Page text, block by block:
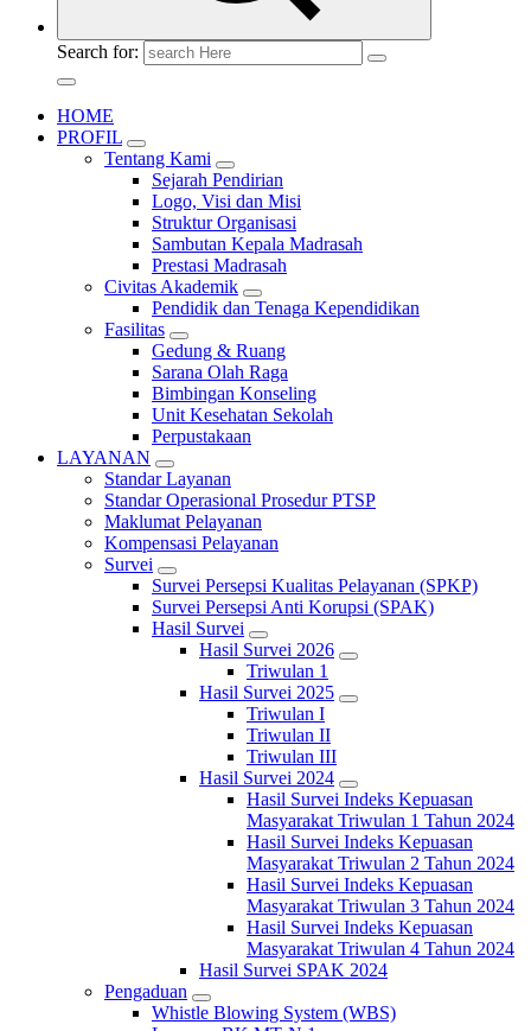
Search for:
HOME
PROFIL
Tentang Kami
Sejarah Pendirian
Logo, Visi dan Misi
Struktur Organisasi
Sambutan Kepala Madrasah
Prestasi Madrasah
Civitas Akademik
Pendidik dan Tenaga Kependidikan
Fasilitas
Gedung & Ruang
Sarana Olah Raga
Bimbingan Konseling
Unit Kesehatan Sekolah
Perpustakaan
LAYANAN
Standar Layanan
Standar Operasional Prosedur PTSP
Maklumat Pelayanan
Kompensasi Pelayanan
Survei
Survei Persepsi Kualitas Pelayanan (SPKP)
Survei Persepsi Anti Korupsi (SPAK)
Hasil Survei
Hasil Survei 2026
Triwulan 1
Hasil Survei 2025
Triwulan I
Triwulan II
Triwulan III
Hasil Survei 2024
Hasil Survei Indeks Kepuasan
Masyarakat Triwulan 1 Tahun 2024
Hasil Survei Indeks Kepuasan
Masyarakat Triwulan 2 Tahun 2024
Hasil Survei Indeks Kepuasan
Masyarakat Triwulan 3 Tahun 2024
Hasil Survei Indeks Kepuasan
Masyarakat Triwulan 4 Tahun 2024
Hasil Survei SPAK 2024
Pengaduan
Whistle Blowing System (WBS)